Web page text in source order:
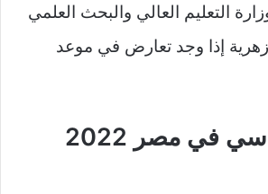
التعليم العالي والبحث العلمي
إذا وجد تعارض في موعد
التقويم الدراسي في مصر 2022